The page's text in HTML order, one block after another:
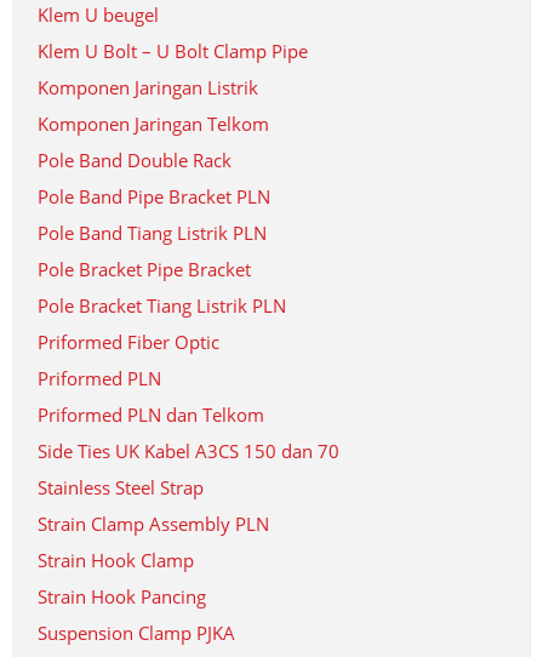
Klem U beugel
Klem U Bolt – U Bolt Clamp Pipe
Komponen Jaringan Listrik
Komponen Jaringan Telkom
Pole Band Double Rack
Pole Band Pipe Bracket PLN
Pole Band Tiang Listrik PLN
Pole Bracket Pipe Bracket
Pole Bracket Tiang Listrik PLN
Priformed Fiber Optic
Priformed PLN
Priformed PLN dan Telkom
Side Ties UK Kabel A3CS 150 dan 70
Stainless Steel Strap
Strain Clamp Assembly PLN
Strain Hook Clamp
Strain Hook Pancing
Suspension Clamp PJKA